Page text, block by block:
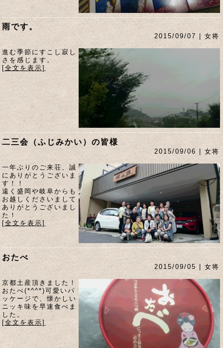
雨です。
2015/09/07 | 女将
進む季節にすこし寂し
さを感じます。
[全文を表示]
二三会（ふじみかい）の皆様
2015/09/06 | 女将
一年ぶりのご来荘、誠
にありがとうございま
す！！
遠く盛岡や岐阜からも
お越しくださいまして
ありがとうございまし
た！
[全文を表示]
おたべ
2015/09/05 | 女将
京都土産頂きました！
おたべ(*^^*)可愛いパ
ッケージで、懐かしい
ニッキ味を早速食べま
した。
[全文を表示]